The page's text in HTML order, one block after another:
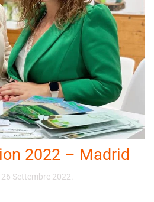
2022 – Madrid
26 Settembre 2022